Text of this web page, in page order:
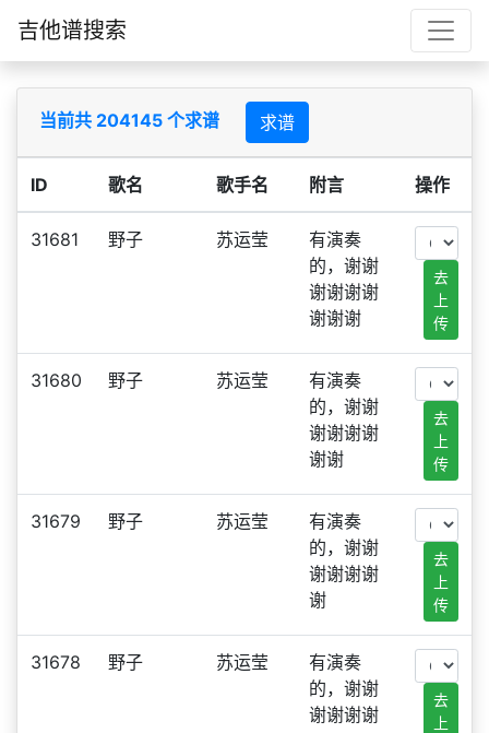
吉他谱搜索
当前共 204145 个求谱 求谱
ID 歌名 歌手名 附言 操作
31681 野子 苏运莹
有演奏
的，谢谢
谢谢谢谢
谢谢谢
去
上
传
31680 野子 苏运莹
有演奏
的，谢谢
谢谢谢谢
谢谢
去
上
传
31679 野子 苏运莹
有演奏
的，谢谢
谢谢谢谢
谢
去
上
传
31678 野子 苏运莹
有演奏
的，谢谢
谢谢谢谢
去
上